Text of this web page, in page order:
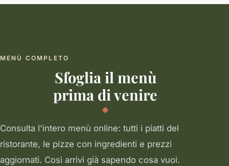
MENÙ COMPLETO
Sfoglia il menù
prima di venire
Consulta l'intero menù online: tutti i piatti del
ristorante, le pizze con ingredienti e prezzi
aggiornati. Così arrivi già sapendo cosa vuoi.